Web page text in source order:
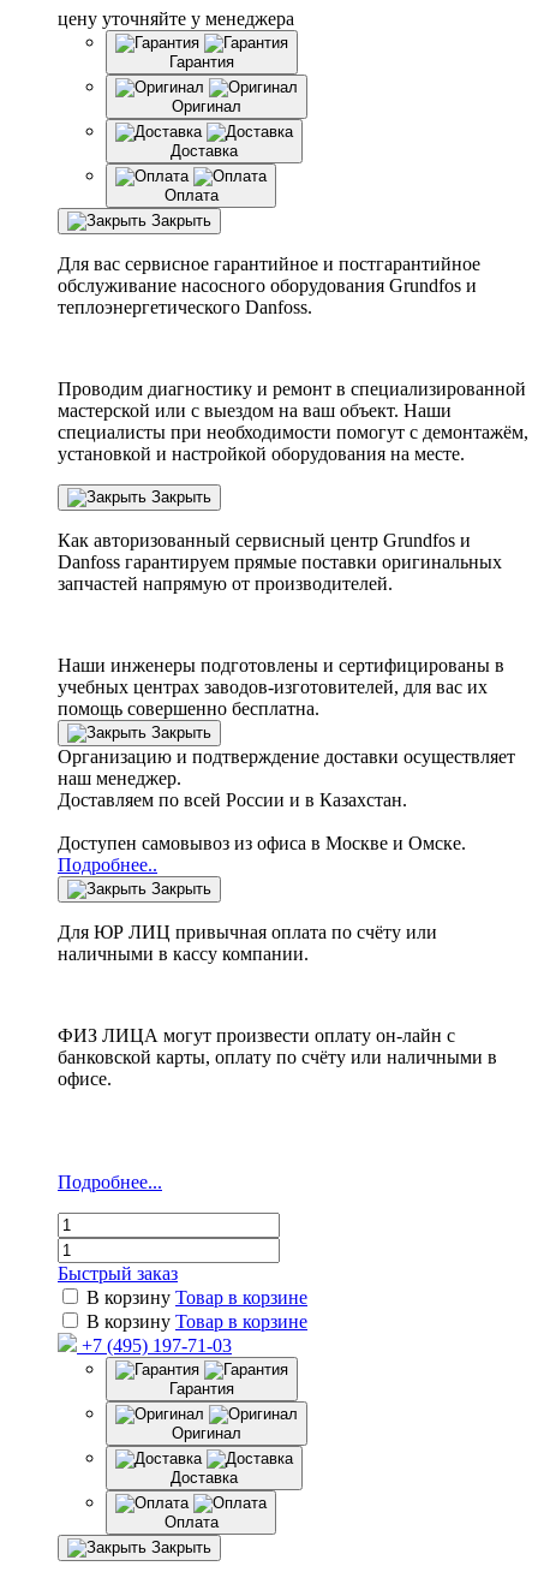
цену уточняйте у менеджера
Гарантия
Оригинал
Доставка
Оплата
Закрыть
Для вас сервисное гарантийное и постгарантийное
обслуживание насосного оборудования Grundfos и
теплоэнергетического Danfoss.
Проводим диагностику и ремонт в специализированной
мастерской или с выездом на ваш объект. Наши
специалисты при необходимости помогут с демонтажём,
установкой и настройкой оборудования на месте.
Закрыть
Как авторизованный сервисный центр Grundfos и
Danfoss гарантируем прямые поставки оригинальных
запчастей напрямую от производителей.
Наши инженеры подготовлены и сертифицированы в
учебных центрах заводов-изготовителей, для вас их
помощь совершенно бесплатна.
Закрыть
Организацию и подтверждение доставки осуществляет
наш менеджер.
Доставляем по всей России и в Казахстан.
Доступен самовывоз из офиса в Москве и Омске.
Подробнее..
Закрыть
Для ЮР ЛИЦ привычная оплата по счёту или
наличными в кассу компании.
ФИЗ ЛИЦА могут произвести оплату он-лайн с
банковской карты, оплату по счёту или наличными в
офисе.
Подробнее...
Быстрый заказ
В корзину Товар в корзине
В корзину Товар в корзине
+7 (495) 197-71-03
Гарантия
Оригинал
Доставка
Оплата
Закрыть